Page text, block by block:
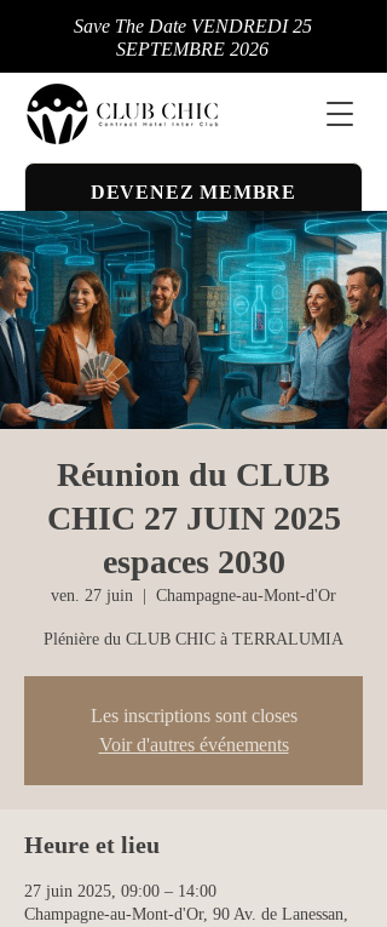
Save The Date VENDREDI 25
SEPTEMBRE 2026
DEVENEZ MEMBRE
Réunion du CLUB
CHIC 27 JUIN 2025
espaces 2030
ven. 27 juin Champagne-au-Mont-d'Or
Plénière du CLUB CHIC à TERRALUMIA
Les inscriptions sont closes
Voir d'autres événements
Heure et lieu
27 juin 2025, 09:00 – 14:00
Champagne-au-Mont-d'Or, 90 Av. de Lanessan,